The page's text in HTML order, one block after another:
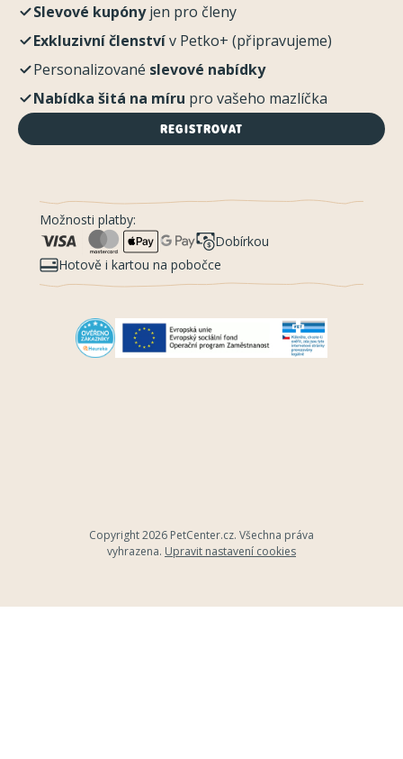
Slevové kupónyjen pro členy
Exkluzivní členstvív Petko+ (připravujeme)
Personalizované slevové nabídky
Nabídka šitá na míru pro vašeho mazlíčka
REGISTROVAT
Možnosti platby:
Dobírkou
Hotově i kartou na pobočce
Copyright 2026 PetCenter.cz. Všechna práva
vyhrazena. Upravit nastavení cookies